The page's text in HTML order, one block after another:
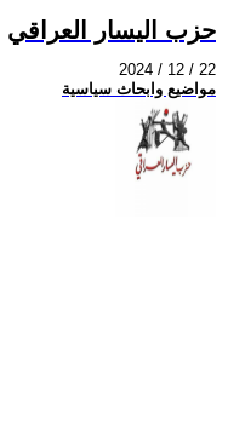
حزب اليسار العراقي
2024 / 12 / 22
مواضيع وابحاث سياسية